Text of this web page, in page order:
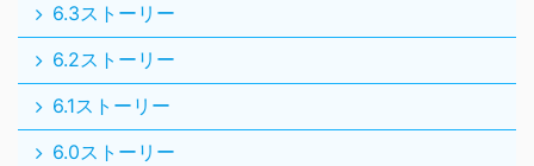
6.3ストーリー
6.2ストーリー
6.1ストーリー
6.0ストーリー